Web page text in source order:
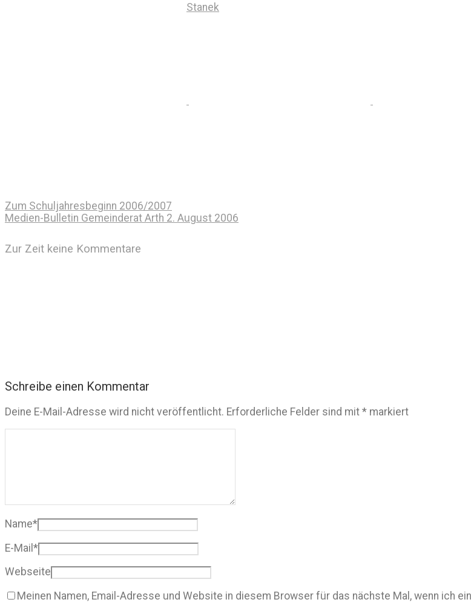
Stanek
Zum Schuljahresbeginn 2006/2007
Medien-Bulletin Gemeinderat Arth 2. August 2006
Zur Zeit keine Kommentare
Schreibe einen Kommentar
Deine E-Mail-Adresse wird nicht veröffentlicht. Erforderliche Felder sind mit * markiert
Name*
E-Mail *
Webseite
Meinen Namen, Email-Adresse und Website in diesem Browser für das nächste Mal, wenn ich